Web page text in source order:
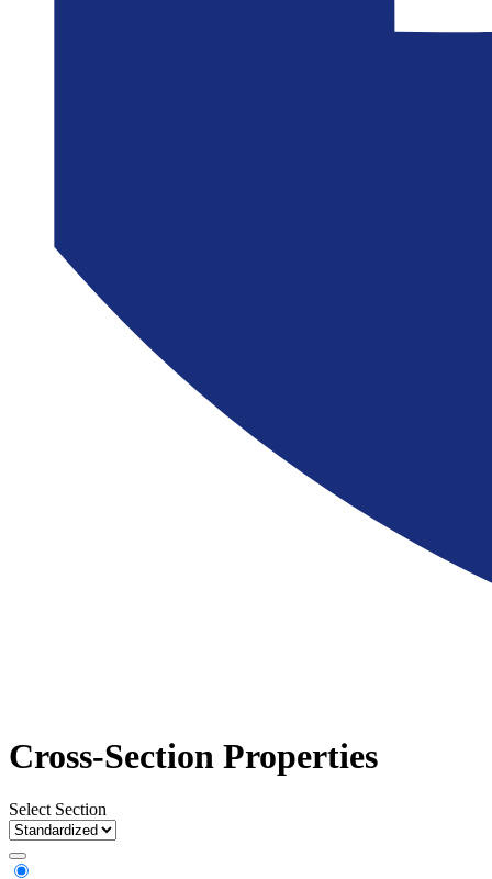
Cross-Section Properties
Select Section